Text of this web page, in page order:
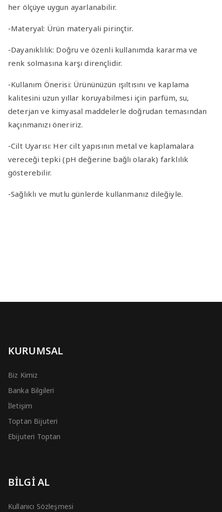
her ölçüye uygun ayarlanabilir.
-Materyal: Ürün materyali pirinçtir.
-Dayanıklılık: Doğru ve özenli kullanımda kararma ve
renk solmasına karşı dirençlidir.
-Kullanım Önerisi: Ürününüzün ışıltısını ve kaplama
kalitesini uzun yıllar koruyabilmesi için parfüm, su,
deterjan ve kimyasal maddelerle doğrudan temasından
kaçınmanızı öneririz.
-Cilt Uyarısı: Her cilt yapısının metal ve kaplamalara
vereceği tepki (pH değerine bağlı olarak) farklılık
gösterebilir.
-Sağlıklı ve mutlu günlerde kullanmanız dileğiyle.
KURUMSAL
Biz Kimiz
Banka Bilgileri
İletişim
Toptan Bijuteri
Ebijuteri Toptan
BİLGİ AL
Kullanıcı Sözleşmesi